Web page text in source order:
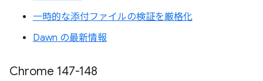
一時的な添付ファイルの検証を厳格化
Dawn の最新情報
Chrome 147-148